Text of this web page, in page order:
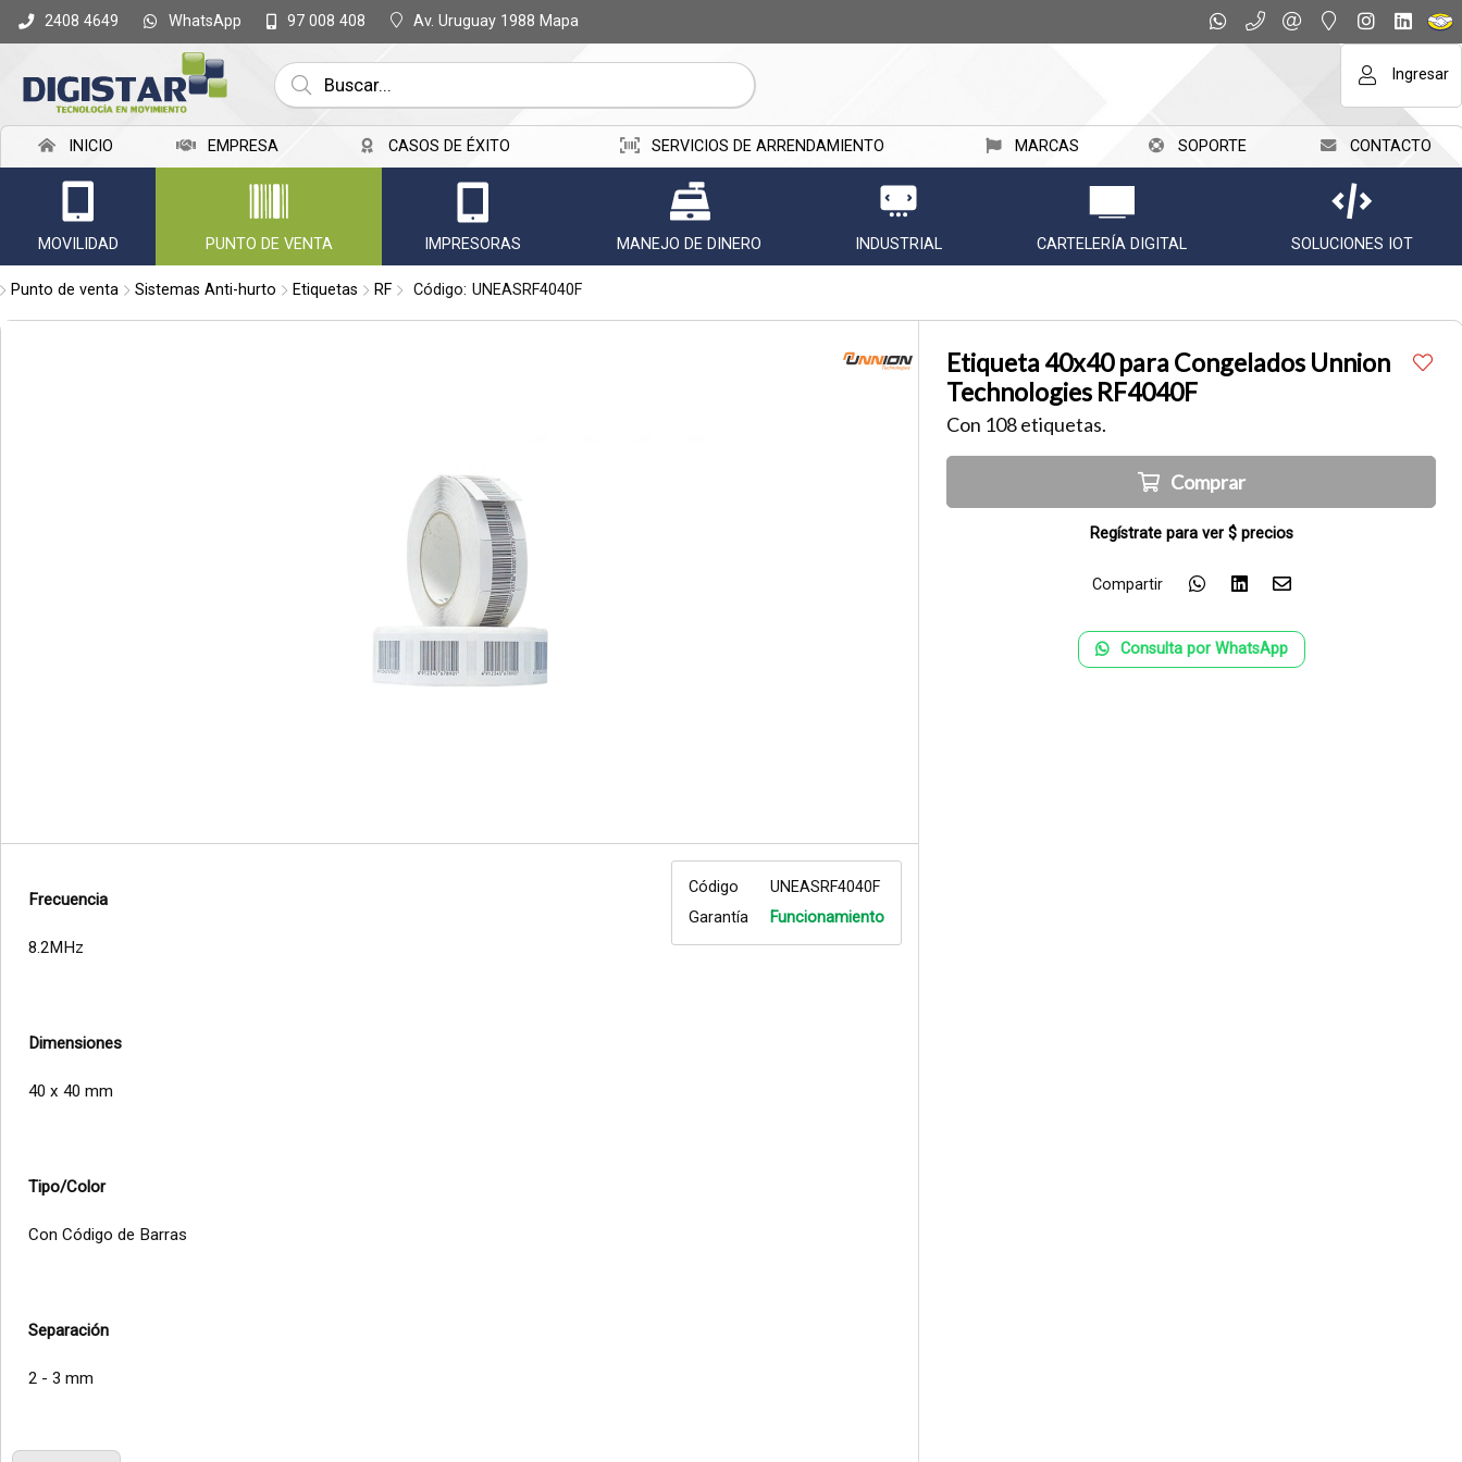
Compartir por email
2408 4649 WhatsApp 97 008 408 Av. Uruguay 1988 Mapa
Ingresar
INICIO EMPRESA CASOS DE ÉXITO SERVICIOS DE ARRENDAMIENTO MARCAS SOPORTE CONTACTO
MOVILIDAD PUNTO DE VENTA IMPRESORAS MANEJO DE DINERO INDUSTRIAL CARTELERÍA DIGITAL SOLUCIONES IOT
Punto de venta Sistemas Anti-hurto Etiquetas RF Código: UNEASRF4040F
Código
UNEASRF4040F
Garantía
Funcionamiento
Frecuencia
8.2MHz
Dimensiones
40 x 40 mm
Tipo/Color
Con Código de Barras
Separación
2 - 3 mm
Etiqueta 40x40 para Congelados Unnion
Technologies RF4040F
Con 108 etiquetas.
Comprar
Regístrate para ver $ precios
Compartir
Consulta por WhatsApp